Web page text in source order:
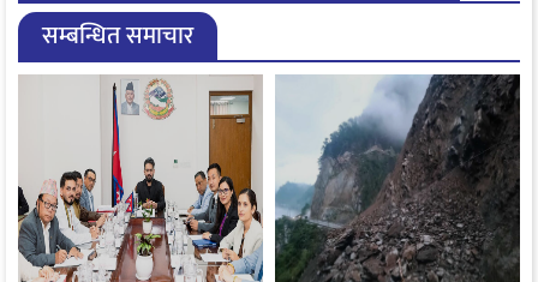
सम्बन्धित समाचार